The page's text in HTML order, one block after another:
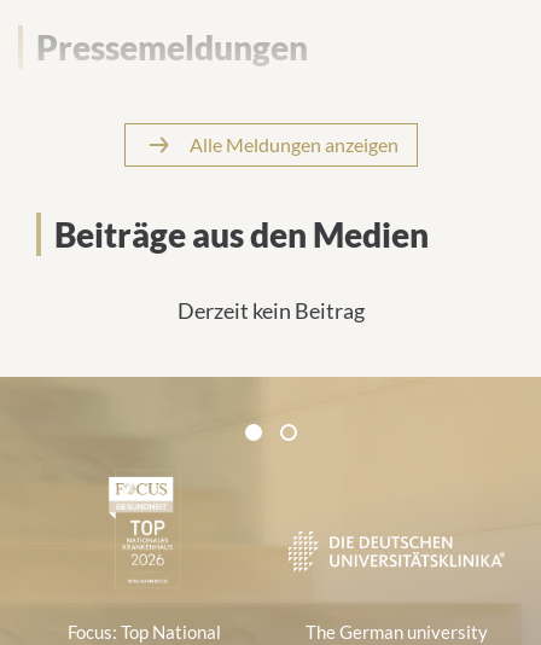
Pressebeiträge
Pressemeldungen
Alle Meldungen anzeigen
Beiträge aus den Medien
Derzeit kein Beitrag
Certificates and Associations
1 2
Focus: Top National
The German university